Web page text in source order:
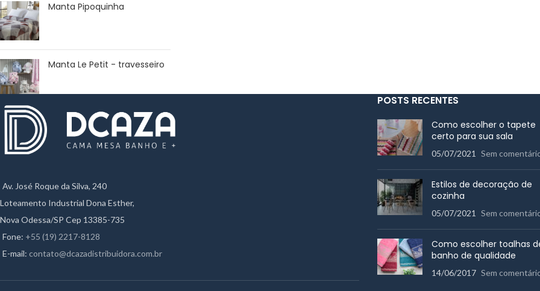
Manta Pipoquinha
Manta Le Petit - travesseiro
Av. José Roque da Silva, 240
Loteamento Industrial Dona Esther,
Nova Odessa/SP Cep 13385-735
Fone: +55 (19) 2217-8128
E-mail: contato@dcazadistribuidora.com.br
POSTS RECENTES
Como escolher o tapete
certo para sua sala
05/07/2021 Sem
Estilos de decoração de
cozinha
05/07/2021 Sem
Como escolher toalhas
banho de qualidade
14/06/2017 Sem